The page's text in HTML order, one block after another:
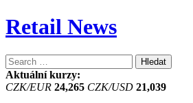
Retail News
Vyhledávání
Aktuální kurzy:
CZK/EUR 24,265 CZK/USD 21,039